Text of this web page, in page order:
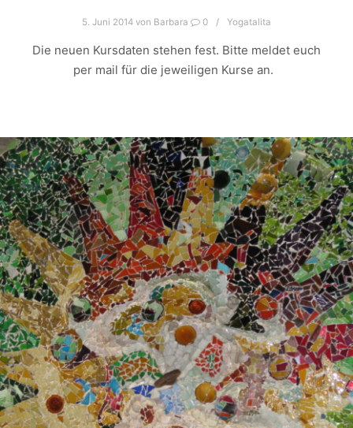
5. Juni 2014 von Barbara 0 Yogatalita
Die neuen Kursdaten stehen fest. Bitte meldet euch
per mail für die jeweiligen Kurse an.